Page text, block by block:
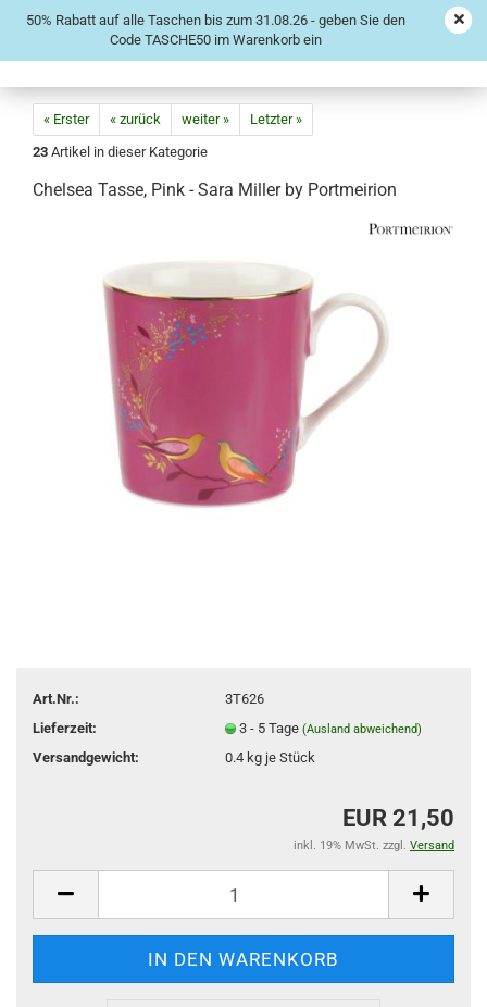
50% Rabatt auf alle Taschen bis zum 31.08.26 - geben Sie den
Code TASCHE50 im Warenkorb ein
« Erster « zurück weiter »
Letzter »
23 Artikel in dieser Kategorie
Chelsea Tasse, Pink - Sara Miller by Portmeirion
Art.Nr.:
3T626
Lieferzeit:
3 - 5 Tage (Ausland abweichend)
Versandgewicht: 0.4kg je Stück
EUR 21,50
inkl. 19% MwSt. zzgl. Versand